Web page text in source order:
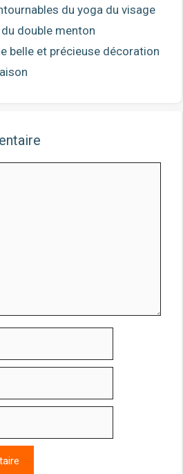
du yoga du visage
double menton
belle et précieuse décoration